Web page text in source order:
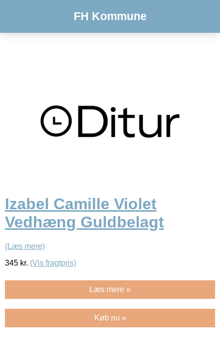
FH Kommune
Izabel Camille Violet
Vedhæng Guldbelagt
(Læs mere)
345 kr. (Vis fragtpris)
Læs mere »
Køb nu »